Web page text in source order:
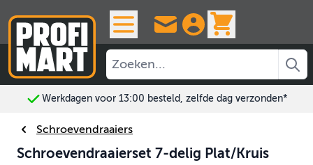
Werkdagen voor 13:00 besteld, zelfde dag verzonden*
Schroevendraaiers
Schroevendraaierset 7-delig Plat/Kruis